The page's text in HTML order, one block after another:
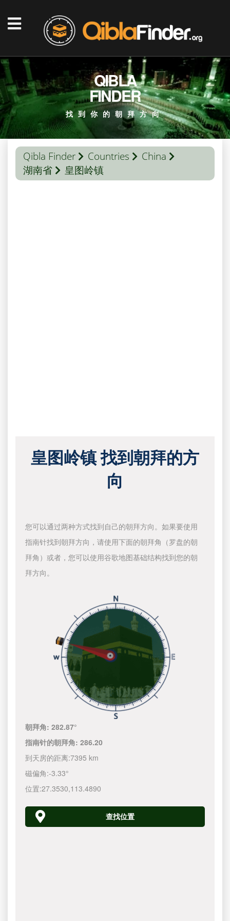
QIBLA
FINDER
找到你的朝拜方向
Qibla Finder Countries
China
湖南省
皇图岭镇
皇图岭镇 找到朝拜的方
向
您可以通过两种方式找到自己的朝拜方向。如果要使用
指南针找到朝拜方向，请使用下面的朝拜角（罗盘的朝
拜角）或者，您可以使用谷歌地图基础结构找到您的朝
拜方向。
朝拜角:282.87°
指南针的朝拜角:286.20
到天房的距离:7395 km
磁偏角:-3.33°
位置:27.3530,113.4890
查找位置